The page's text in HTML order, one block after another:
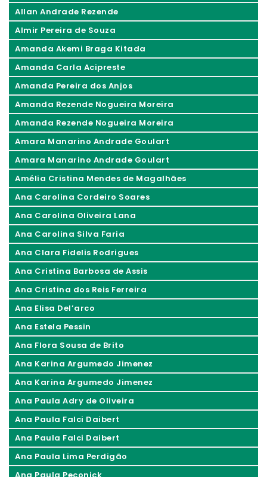
Allan Andrade Rezende
Almir Pereira de Souza
Amanda Akemi Braga Kitada
Amanda Carla Acipreste
Amanda Pereira dos Anjos
Amanda Rezende Nogueira Moreira
Amanda Rezende Nogueira Moreira
Amara Manarino Andrade Goulart
Amara Manarino Andrade Goulart
Amélia Cristina Mendes de Magalhães
Ana Carolina Cordeiro Soares
Ana Carolina Oliveira Lana
Ana Carolina Silva Faria
Ana Clara Fidelis Rodrigues
Ana Cristina Barbosa de Assis
Ana Cristina dos Reis Ferreira
Ana Elisa Del’arco
Ana Estela Pessin
Ana Flora Sousa de Brito
Ana Karina Argumedo Jimenez
Ana Karina Argumedo Jimenez
Ana Paula Adry de Oliveira
Ana Paula Falci Daibert
Ana Paula Falci Daibert
Ana Paula Lima Perdigão